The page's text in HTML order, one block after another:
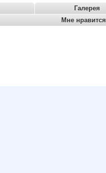
Галерея
Мне нравится